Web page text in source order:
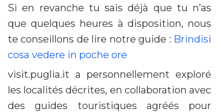
Si en revanche tu sais déjà que tu n’as
que quelques heures à disposition, nous
te conseillons de lire notre guide : Brindisi
cosa vedere in poche ore
visit.puglia.it a personnellement exploré
les localités décrites, en collaboration avec
des guides touristiques agréés pour